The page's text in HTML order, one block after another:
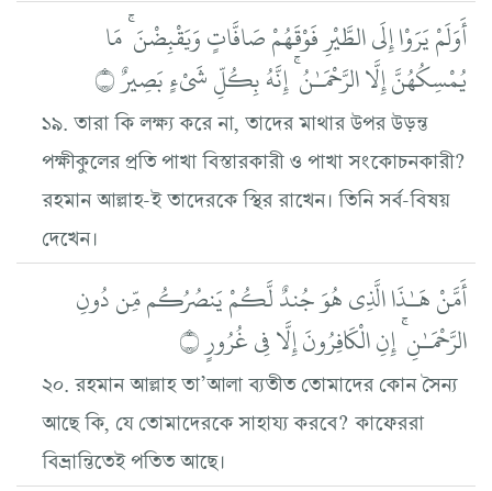
أَوَلَمْ يَرَوْا إِلَى الطَّيْرِ فَوْقَهُمْ صَافَّاتٍ وَيَقْبِضْنَ ۚ مَا
يُمْسِكُهُنَّ إِلَّا الرَّحْمَـٰنُ ۚ إِنَّهُ بِكُلِّ شَيْءٍ بَصِيرٌ ۝
১৯. তারা কি লক্ষ্য করে না, তাদের মাথার উপর উড়ন্ত
পক্ষীকুলের প্রতি পাখা বিস্তারকারী ও পাখা সংকোচনকারী?
রহমান আল্লাহ-ই তাদেরকে স্থির রাখেন। তিনি সর্ব-বিষয়
দেখেন।
أَمَّنْ هَـٰذَا الَّذِي هُوَ جُندٌ لَّكُمْ يَنصُرُكُم مِّن دُونِ
الرَّحْمَـٰنِ ۚ إِنِ الْكَافِرُونَ إِلَّا فِي غُرُورٍ ۝
২০. রহমান আল্লাহ তা’আলা ব্যতীত তোমাদের কোন সৈন্য
আছে কি, যে তোমাদেরকে সাহায্য করবে? কাফেররা
বিভ্রান্তিতেই পতিত আছে।